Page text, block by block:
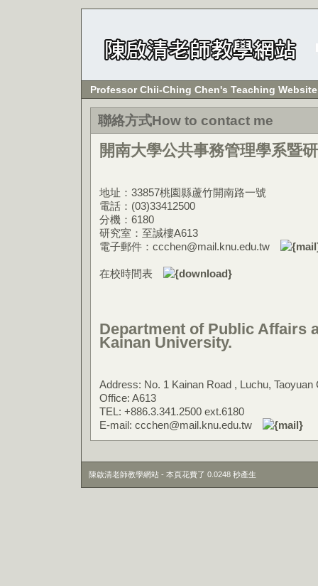
Professor Chii-Ching Chen's Teaching Website
聯絡方式How to contact me
開南大學公共事務管理學系暨
地址：33857桃園縣蘆竹開南路一號
電話：(03)33412500
分機：6180
研究室：至誠樓A613
電子郵件：ccchen@mail.knu.edu.tw
在校時間表
Department of Public Affairs
Kainan University.
Address: No. 1 Kainan Road , Luchu, Taoyuan
Office: A613
TEL: +886.3.341.2500 ext.6180
E-mail: ccchen@mail.knu.edu.tw
陳啟清老師教學網站 - 本頁花費了 0.0248 秒產生